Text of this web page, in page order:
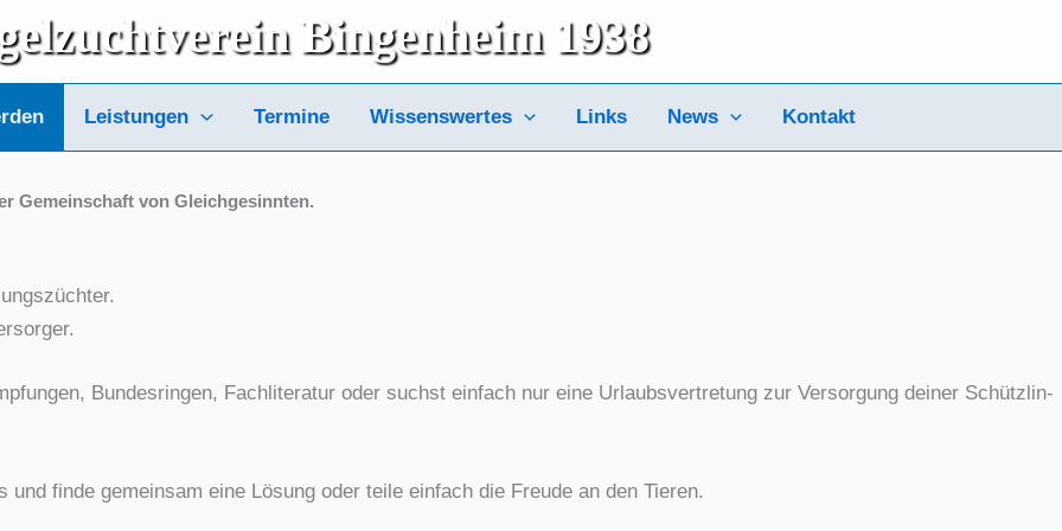
Bingenheim 1938
Leistungen Termine Wissenswertes Links News Kontakt
Gemein­schaft von Gleich­ge­sinn­ten.
Bun­des­rin­gen, Fach­li­te­ra­tur oder suchst ein­fach nur eine Urlaubs­ver­tre­tung zur Ver­sor­gung dei­ner Schütz­lin­
fin­de gemein­sam eine Lösung oder tei­le ein­fach die Freu­de an den Tie­ren.